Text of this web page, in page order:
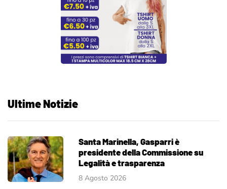
Ultime Notizie
Santa Marinella, Gasparri è
presidente della Commissione su
Legalità e trasparenza
8 Agosto 2026